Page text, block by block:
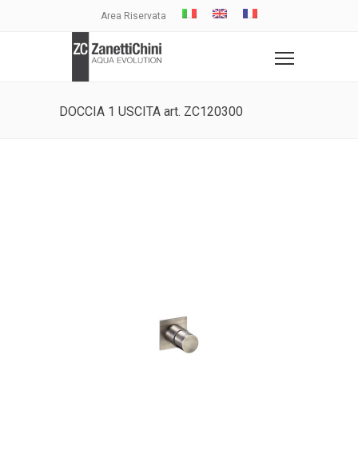
Area Riservata
DOCCIA 1 USCITA art. ZC120300